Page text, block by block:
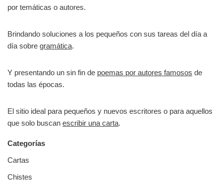
por temáticas o autores.
Brindando soluciones a los pequeños con sus tareas del día a
día sobre gramática.
Y presentando un sin fin de poemas por autores famosos de
todas las épocas.
El sitio ideal para pequeños y nuevos escritores o para aquellos
que solo buscan escribir una carta.
Categorías
Cartas
Chistes